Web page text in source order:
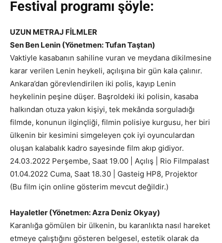
Festival programı şöyle:
UZUN METRAJ FİLMLER
Sen Ben Lenin (Yönetmen: Tufan Taştan)
Vaktiyle kasabanın sahiline vuran ve meydana dikilmesine
karar verilen Lenin heykeli, açılışına bir gün kala çalınır.
Ankara’dan görevlendirilen iki polis, kayıp Lenin
heykelinin peşine düşer. Başroldeki iki polisin, kasaba
halkından otuza yakın kişiyi, tek mekânda sorguladığı
filmde, konunun ilginçliği, filmin polisiye kurgusu, her biri
ülkenin bir kesimini simgeleyen çok iyi oyunculardan
oluşan kalabalık kadro sayesinde film akıp gidiyor.
24.03.2022 Perşembe, Saat 19.00 | Açılış | Rio Filmpalast
01.04.2022 Cuma, Saat 18.30 | Gasteig HP8, Projektor
(Bu film için online gösterim mevcut değildir.)
Hayaletler (Yönetmen: Azra Deniz Okyay)
Karanlığa gömülen bir ülkenin, bu karanlıkta nasıl hareket
etmeye çalıştığını gösteren belgesel, estetik olarak da